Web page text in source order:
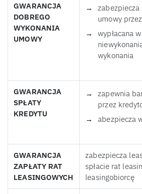
GWARANCJA
DOBREGO
WYKONANIA
UMOWY
umowy
wypłacana
wykonania
GWARANCJA
SPŁATY
KREDYTU
zapewnia
przez
abezpiecza
GWARANCJA
ZAPŁATY RAT
LEASINGOWYCH
zabezpiecza
spłacie rat
leasingobiorcę